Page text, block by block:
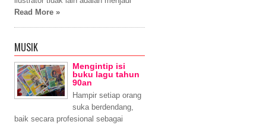
Read More »
MUSIK
Mengintip isi
buku lagu tahun
90an
Hampir setiap orang
suka berdendang,
baik secara profesional sebagai